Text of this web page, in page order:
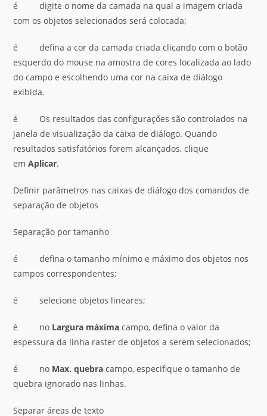
é digite o nome da camada na qual a imagem criada
com os objetos selecionados será colocada;
é defina a cor da camada criada clicando com o botão
esquerdo do mouse na amostra de cores localizada ao lado
do campo e escolhendo uma cor na caixa de diálogo
exibida.
é Os resultados das configurações são controlados na
janela de visualização da caixa de diálogo. Quando
resultados satisfatórios forem alcançados, clique
emAplicar.
Definir parâmetros nas caixas de diálogo dos comandos de
separação de objetos
Separação por tamanho
é defina o tamanho mínimo e máximo dos objetos nos
campos correspondentes;
é selecione objetos lineares;
é no Largura máxima campo, defina o valor da
espessura da linha raster de objetos a serem selecionados;
é no Max. quebra campo, especifique o tamanho de
quebra ignorado nas linhas.
Separar áreas de texto